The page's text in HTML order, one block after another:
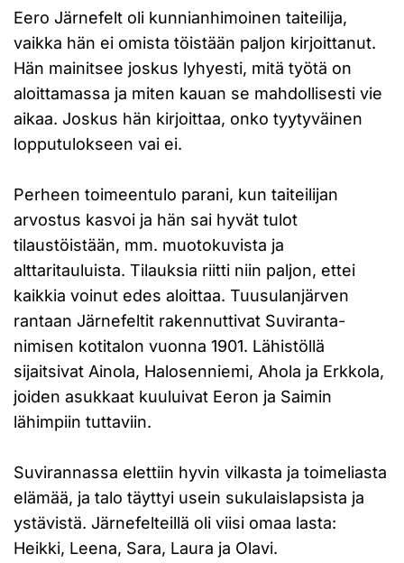
Eero Järnefelt oli kunnianhimoinen taiteilija,
vaikka hän ei omista töistään paljon kirjoittanut.
Hän mainitsee joskus lyhyesti, mitä työtä on
aloittamassa ja miten kauan se mahdollisesti vie
aikaa. Joskus hän kirjoittaa, onko tyytyväinen
lopputulokseen vai ei.
Perheen toimeentulo parani, kun taiteilijan
arvostus kasvoi ja hän sai hyvät tulot
tilaustöistään, mm. muotokuvista ja
alttaritauluista. Tilauksia riitti niin paljon, ettei
kaikkia voinut edes aloittaa. Tuusulanjärven
rantaan Järnefeltit rakennuttivat Suviranta-
nimisen kotitalon vuonna 1901. Lähistöllä
sijaitsivat Ainola, Halosenniemi, Ahola ja Erkkola,
joiden asukkaat kuuluivat Eeron ja Saimin
lähimpiin tuttaviin.
Suvirannassa elettiin hyvin vilkasta ja toimeliasta
elämää, ja talo täyttyi usein sukulaislapsista ja
ystävistä. Järnefelteillä oli viisi omaa lasta:
Heikki, Leena, Sara, Laura ja Olavi.